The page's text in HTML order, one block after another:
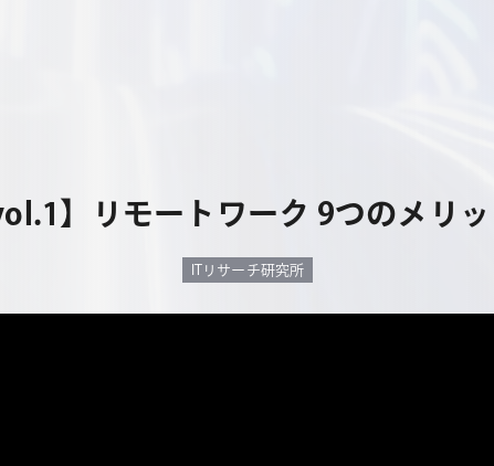
】リモートワーク 9つのメリ
ITリサーチ研究所